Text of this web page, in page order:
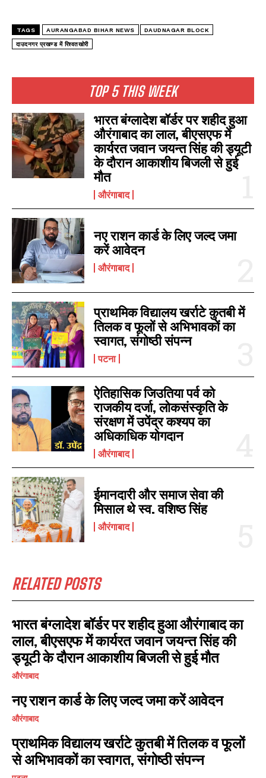
I've read and accept thePrivacy Policy.
TOP 5 THIS WEEK
भारत बंग्लादेश बॉर्डर पर शहीद हुआ
औरंगाबाद का लाल, बीएसएफ में
कार्यरत जवान जयन्त सिंह की ड्यूटी
के दौरान आकाशीय बिजली से हुई
मौत
औरंगाबाद
नए राशन कार्ड के लिए जल्द जमा
करें आवेदन
औरंगाबाद
प्राथमिक विद्यालय खर्राटे कुतबी में
तिलक व फूलों से अभिभावकों का
स्वागत, संगोष्ठी संपन्न
पटना
ऐतिहासिक जिउतिया पर्व को
राजकीय दर्जा, लोकसंस्कृति के
संरक्षण में उपेंद्र कश्यप का
अधिकाधिक योगदान
औरंगाबाद
ईमानदारी और समाज सेवा की
मिसाल थे स्व. वशिष्ठ सिंह
औरंगाबाद
RELATED POSTS
भारत बंग्लादेश बॉर्डर पर शहीद हुआ औरंगाबाद का
लाल, बीएसएफ में कार्यरत जवान जयन्त सिंह की
ड्यूटी के दौरान आकाशीय बिजली से हुई मौत
औरंगाबाद
नए राशन कार्ड के लिए जल्द जमा करें आवेदन
औरंगाबाद
प्राथमिक विद्यालय खर्राटे कुतबी में तिलक व फूलों
से अभिभावकों का स्वागत, संगोष्ठी संपन्न
TAGS AURANGABAD BIHAR NEWS DAUDNAGAR BLOCK
दाउदनगर प्रखण्ड में रिश्वतखोरी